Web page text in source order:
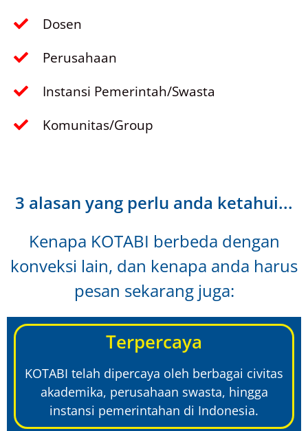
Dosen
Perusahaan
Instansi Pemerintah/Swasta
Komunitas/Group
3 alasan yang perlu anda ketahui...
Kenapa KOTABI berbeda dengan
konveksi lain, dan kenapa anda harus
pesan sekarang juga:
Terpercaya
KOTABI telah dipercaya oleh berbagai civitas
akademika, perusahaan swasta, hingga
instansi pemerintahan di Indonesia.